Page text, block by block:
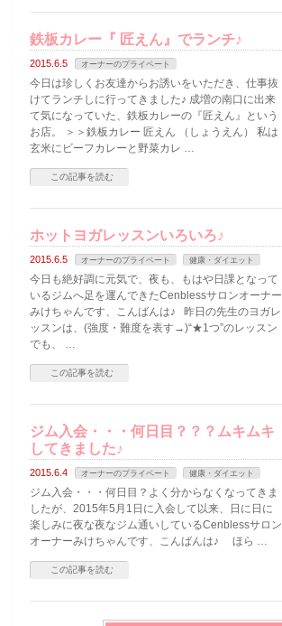
鉄板カレー『 匠えん』でランチ♪
2015.6.5 オーナーのプライベート
今日は珍しくお友達からお誘いをいただき、仕事抜
けてランチしに行ってきました♪ 成増の南口に出来
て気になっていた、鉄板カレーの『匠えん』という
お店。 ＞＞鉄板カレー 匠えん （しょうえん） 私は
玄米にビーフカレーと野菜カレ …
この記事を読む
ホットヨガレッスンいろいろ♪
2015.6.5 オーナーのプライベート 健康・ダイエット
今日も絶好調に元気で、夜も、もはや日課となって
いるジムへ足を運んできたCenblessサロンオーナー
みけちゃんです、こんばんは♪ 昨日の先生のヨガレ
ッスンは、(強度・難度を表す→)“★1つ”のレッスン
でも、 …
この記事を読む
ジム入会・・・何日目？？？ムキムキ
してきました♪
2015.6.4 オーナーのプライベート 健康・ダイエット
ジム入会・・・何日目？よく分からなくなってきま
したが、2015年5月1日に入会して以来、日に日に
楽しみに夜な夜なジム通いしているCenblessサロン
オーナーみけちゃんです、こんばんは♪ ほら …
この記事を読む